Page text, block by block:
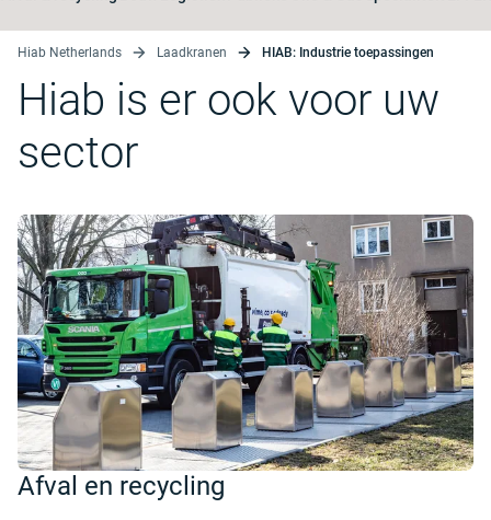
Hiab Netherlands Laadkranen HIAB: Industrie toepassingen
Hiab is er ook voor uw
sector
Afval en recycling